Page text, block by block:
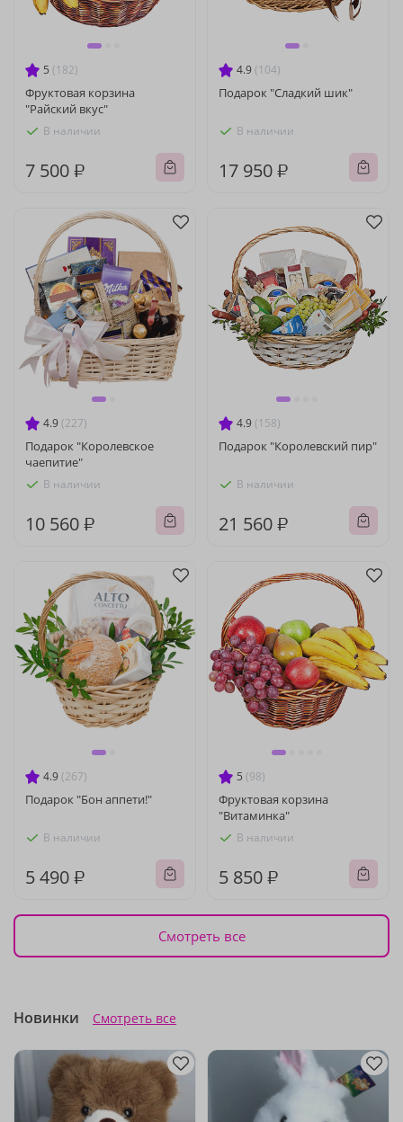
5 (182)
Фруктовая корзина
"Райский вкус"
В наличии
7 500 ₽
4.9 (104)
Подарок "Сладкий шик"
В наличии
17 950 ₽
4.9 (227)
Подарок "Королевское
чаепитие"
В наличии
10 560 ₽
4.9 (158)
Подарок "Королевский пир"
В наличии
21 560 ₽
4.9 (267)
Подарок "Бон аппети!"
В наличии
5 490 ₽
5 (98)
Фруктовая корзина
"Витаминка"
В наличии
5 850 ₽
Смотреть все
Новинки Смотреть все